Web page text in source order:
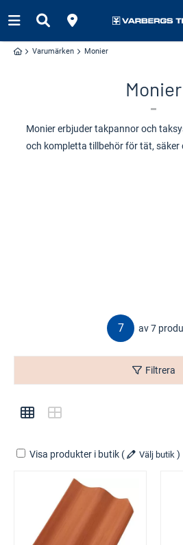
Varumärken Monier
Monier
Monier erbjuder takpannor och
och kompletta tillbehör för tät, säker
7 av 7
Filtrera
Visa produkter i butik ( Välj butik )